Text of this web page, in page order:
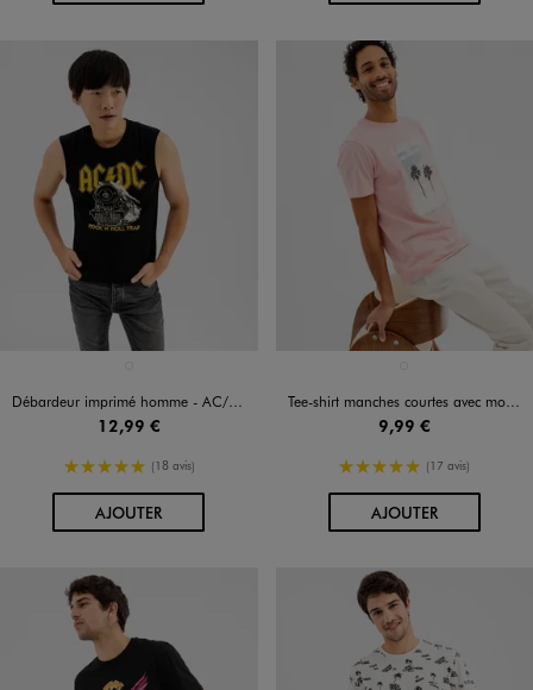
Débardeur imprimé homme - AC/DC
12,99 €
5/5 de moyenne
(18 avis)
AJOUTERAU PANIER
Tee-shirt manches courtes avec motif exotique homme
9,99 €
5/5 de moyenne
(17 avis)
AJOUTERAU PANIER